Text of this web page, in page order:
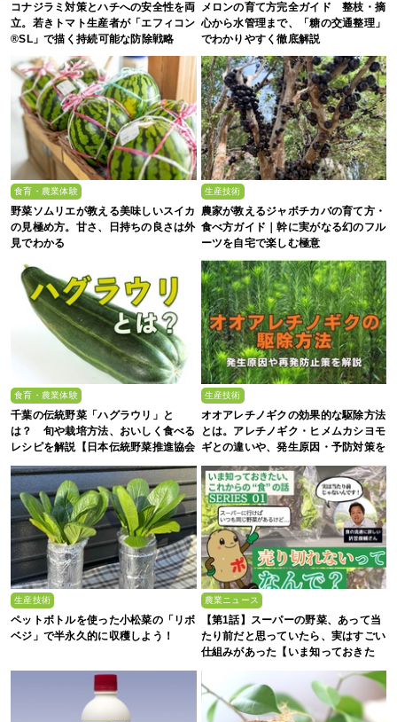
コナジラミ対策とハチへの安全性を両
立。若きトマト生産者が「エフィコン
®SL」で描く持続可能な防除戦略
メロンの育て方完全ガイド 整枝・摘
心から水管理まで、「糖の交通整理」
でわかりやすく徹底解説
食育・農業体験
野菜ソムリエが教える美味しいスイカ
の見極め方。甘さ、日持ちの良さは外
見でわかる
生産技術
農家が教えるジャボチカバの育て方・
食べ方ガイド｜幹に実がなる幻のフル
ーツを自宅で楽しむ極意
食育・農業体験
千葉の伝統野菜「ハグラウリ」と
は？ 旬や栽培方法、おいしく食べる
レシピを解説【日本伝統野菜推進協会
生産技術
オオアレチノギクの効果的な駆除方法
とは。アレチノギク・ヒメムカシヨモ
ギとの違いや、発生原因・予防対策を
生産技術
ペットボトルを使った小松菜の「リボ
ベジ」で半永久的に収穫しよう！
農業ニュース
【第1話】スーパーの野菜、あって当
たり前だと思っていたら、実はすごい
仕組みがあった【いま知っておきた
い、これからの”食”の話】